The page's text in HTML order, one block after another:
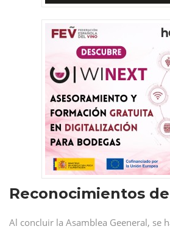
Reconocimientos de
Al concluir la Asamblea Geeneral, se